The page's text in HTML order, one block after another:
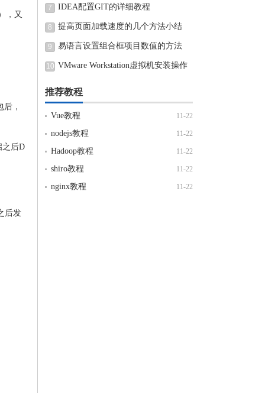
，又
，
之后D
后发
看近期电脑开机和关机时间
7 IDEA配置GIT的详细教程
8 提高页面加载速度的几个方法小结
9 易语言设置组合框项目数值的方法
10 VMware Workstation虚拟机安装操作
推荐教程
11-22
Vue教程
11-22
nodejs教程
11-22
Hadoop教程
11-22
shiro教程
11-22
nginx教程